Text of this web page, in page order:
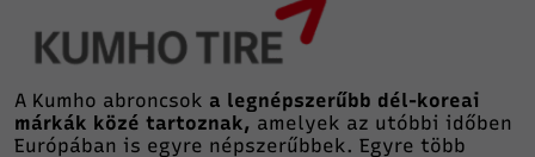
A Kumho abroncsok a legnépszerűbb dél-koreai
márkák közé tartoznak, amelyek az utóbbi időben
Európában is egyre népszerűbbek. Egyre több